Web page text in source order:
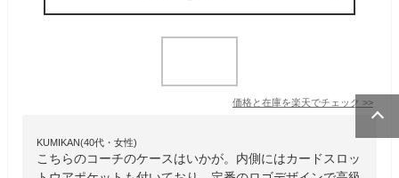
価格と在庫を楽天でチェック >>
KUMIKAN(40代・女性)
こちらのコーチのケースはいかが。内側にはカードスロッ